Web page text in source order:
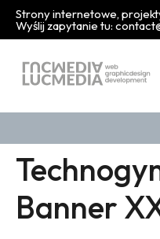
Strony internetowe,
Wyślij zapytanie tu:
Banner